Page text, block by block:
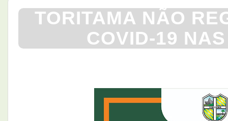
TORITAMA NÃO
COVID-19